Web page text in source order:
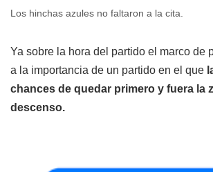
Los hinchas azules no faltaron a la cita.
Ya sobre la hora del partido el marco de
a la importancia de un partido en el que
chances de quedar primero y fuera la
descenso.